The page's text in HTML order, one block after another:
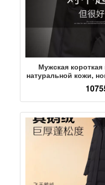
Мужская короткая
натуральной кожи,
шапка, зимняя